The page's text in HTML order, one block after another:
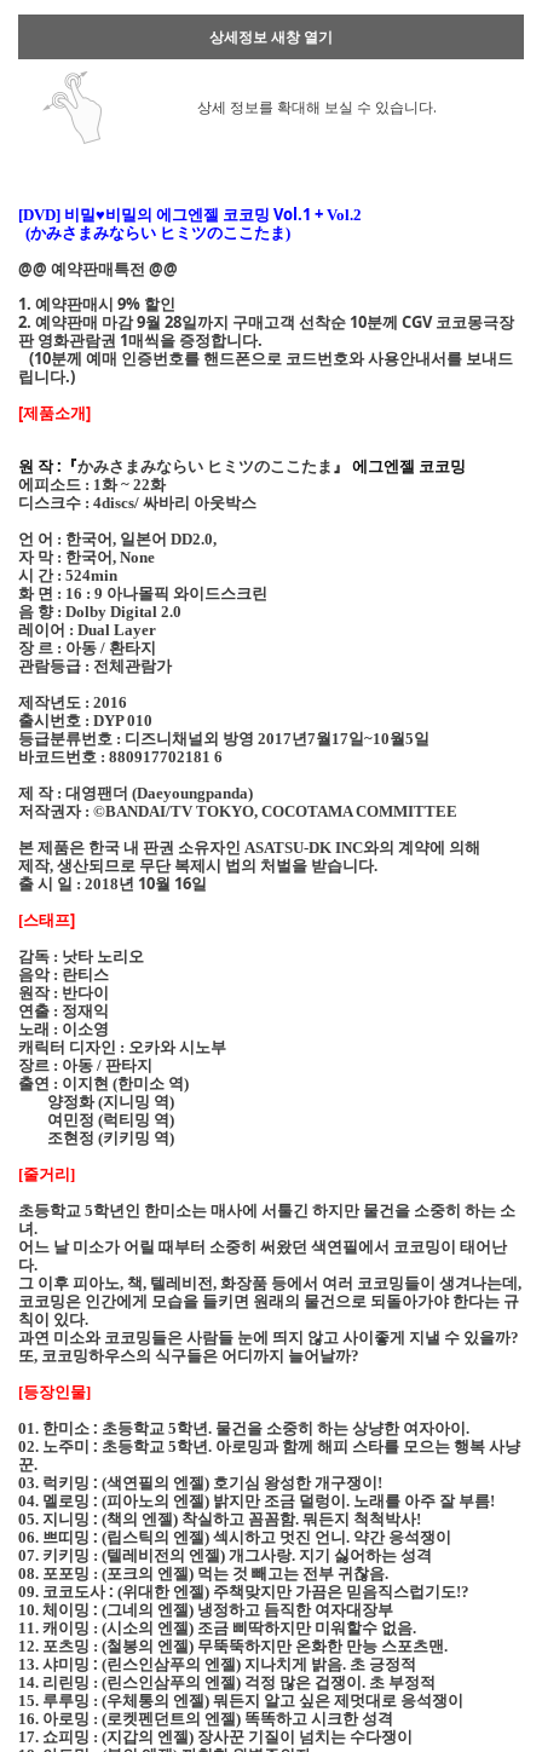
상세정보 새창 열기
상세 정보를 확대해 보실 수 있습니다.
[DVD] 비밀♥비밀의 에그엔젤 코코밍 Vol.1 + Vol.2
(かみさまみならい ヒミツのここたま)
@@ 예약판매특전 @@
1. 예약판매시 9% 할인
2. 예약판매 마감 9월 28일까지 구매고객 선착순 10분께 CGV 코코몽극장
판 영화관람권 1매씩을 증정합니다.
(10분께 예매 인증번호를 핸드폰으로 코드번호와 사용안내서를 보내드
립니다.)
[제품소개]
원 작 :『かみさまみならい ヒミツのここたま』 에그엔젤 코코밍
에피소드 : 1화~ 22화
디스크수 : 4discs/ 싸바리 아웃박스
언 어 : 한국어, 일본어 DD2.0,
자 막 : 한국어, None
시 간 : 524min
화 면 : 16 : 9 아나몰픽 와이드스크린
음 향 : Dolby Digital 2.0
레이어 : Dual Layer
장 르 : 아동 / 환타지
관람등급 : 전체관람가
제작년도 : 2016
출시번호 : DYP 010
등급분류번호 : 디즈니채널외 방영 2017년7월17일~10월5일
바코드번호 : 880917702181 6
제 작 : 대영팬더 (Daeyoungpanda)
저작권자 : ©BANDAI/TV TOKYO, COCOTAMA COMMITTEE
본 제품은 한국 내 판권 소유자인 ASATSU-DK INC와의 계약에 의해
제작, 생산되므로 무단 복제시 법의 처벌을 받습니다.
출 시 일 : 2018년 10월 16일
[스태프]
감독 : 낫타 노리오
음악 : 란티스
원작 : 반다이
연출 : 정재익
노래 : 이소영
캐릭터 디자인 : 오카와 시노부
장르 : 아동 / 판타지
출연 : 이지현 (한미소 역)
양정화(지니밍 역)
여민정 (럭티밍 역)
조현정 (키키밍 역)
[줄거리]
초등학교 5학년인 한미소는 매사에 서툴긴 하지만 물건을 소중히 하는 소
녀.
어느 날 미소가 어릴 때부터 소중히 써왔던 색연필에서 코코밍이 태어난
다.
그 이후 피아노, 책, 텔레비전, 화장품 등에서 여러 코코밍들이 생겨나는데,
코코밍은 인간에게 모습을 들키면 원래의 물건으로 되돌아가야 한다는 규
칙이 있다.
과연 미소와 코코밍들은 사람들 눈에 띄지 않고 사이좋게 지낼 수 있을까?
또, 코코밍하우스의 식구들은 어디까지 늘어날까?
[등장인물]
01. 한미소 : 초등학교 5학년. 물건을 소중히 하는 상냥한 여자아이.
02. 노주미 : 초등학교 5학년. 아로밍과 함께 해피 스타를 모으는 행복 사냥
꾼.
03. 럭키밍 : (색연필의 엔젤) 호기심 왕성한 개구쟁이!
04. 멜로밍 : (피아노의 엔젤) 밝지만 조금 덜렁이. 노래를 아주 잘 부름!
05. 지니밍 : (책의 엔젤) 착실하고 꼼꼼함. 뭐든지 척척박사!
06. 쁘띠밍 : (립스틱의 엔젤) 섹시하고 멋진 언니. 약간 응석쟁이
07. 키키밍 : (텔레비전의 엔젤) 개그사랑. 지기 싫어하는 성격
08. 포포밍 : (포크의 엔젤) 먹는 것 빼고는 전부 귀찮음.
09. 코코도사 : (위대한 엔젤) 주책맞지만 가끔은 믿음직스럽기도!?
10. 체이밍 : (그네의 엔젤) 냉정하고 듬직한 여자대장부
11. 캐이밍 : (시소의 엔젤) 조금 삐딱하지만 미워할수 없음.
12. 포츠밍 : (철봉의 엔젤) 무뚝뚝하지만 온화한 만능 스포츠맨.
13. 샤미밍 : (린스인삼푸의 엔젤) 지나치게 밝음. 초 긍정적
14. 리린밍 : (린스인삼푸의 엔젤) 걱정 많은 겁쟁이. 초 부정적
15. 루루밍 : (우체통의 엔젤) 뭐든지 알고 싶은 제멋대로 응석쟁이
16. 아로밍 : (로켓펜던트의 엔젤) 똑똑하고 시크한 성격
17. 쇼피밍 : (지갑의 엔젤) 장사꾼 기질이 넘치는 수다쟁이